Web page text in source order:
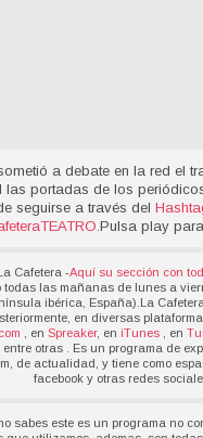
a debate en la red el
las portadas de los
seguirse a través del
Pulsa play
Cafetera -Aquí su sección con
todas las mañanas de lunes a
ibérica, España).La
en diversas
, enSpreaker, en iTunes , en
entre otras . Es un programa de
de actualidad, y tiene como
facebook y otras redes
sabes este es un programa no